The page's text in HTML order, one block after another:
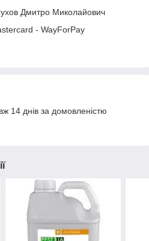
Дмитро Миколайович
- WayForPay
14 днів за домовленістю